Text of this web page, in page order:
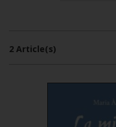
2 Article(s)